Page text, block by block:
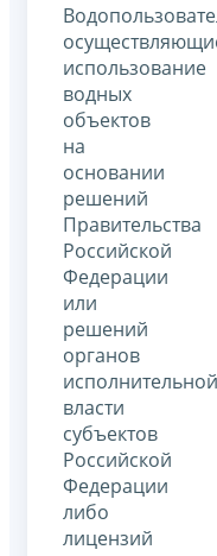
использование
водных
объектов
на
основании
решений
Правительства
Российской
Федерации
или
решений
органов
исполнительной
власти
субъектов
Российской
Федерации
либо
лицензий